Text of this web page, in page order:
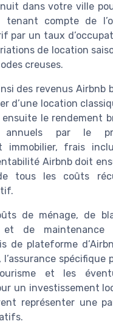
dans votre ville
tenant compte de
par un taux
de location
creuses.
des revenus Airbnb
d’une location
ensuite le rendement
annuels par le
immobilier, frais
Airbnb doit
tous les coûts
de ménage, de
et de maintenance
de plateforme
spécifique
et les
un investissement
représenter une